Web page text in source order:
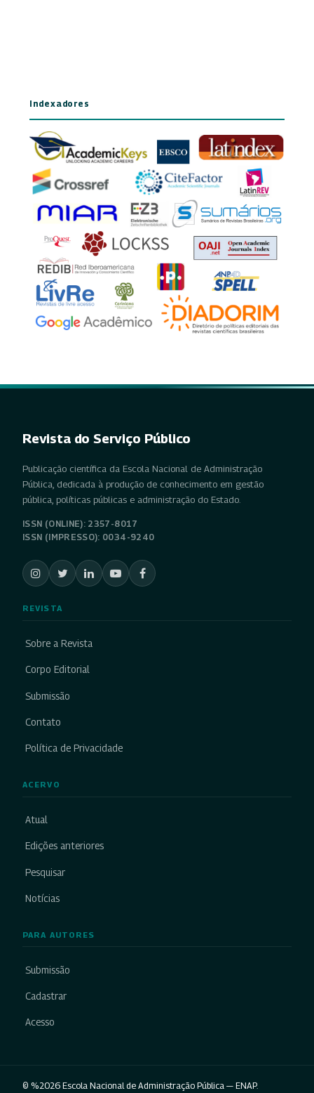
Indexadores
Revista do Serviço Público
Publicação científica da Escola Nacional de Administração
Pública, dedicada à produção de conhecimento em gestão
pública, políticas públicas e administração do Estado.
ISSN (ONLINE): 2357-8017
ISSN (IMPRESSO): 0034-9240
REVISTA
Sobre a Revista
Corpo Editorial
Submissão
Contato
Política de Privacidade
ACERVO
Atual
Edições anteriores
Pesquisar
Notícias
PARA AUTORES
Submissão
Cadastrar
Acesso
© %2026 Escola Nacional de Administração Pública — ENAP.